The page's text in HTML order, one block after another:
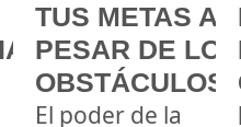
TUS METAS A
PESAR DE LOS
OBSTÁCULOS
El poder de la